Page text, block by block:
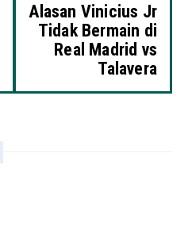
Alasan Vinicius Jr
Tidak Bermain di
Real Madrid vs
Talavera